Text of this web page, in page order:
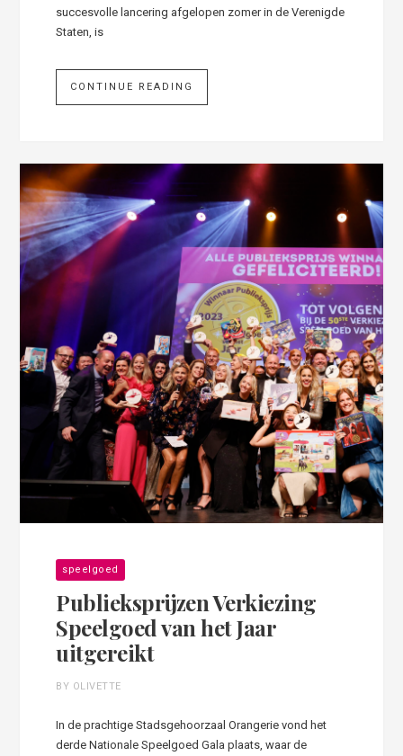
succesvolle lancering afgelopen zomer in de Verenigde
Staten, is
CONTINUE READING
speelgoed
Publieksprijzen Verkiezing
Speelgoed van het Jaar
uitgereikt
BY OLIVETTE
In de prachtige Stadsgehoorzaal Orangerie vond het
derde Nationale Speelgoed Gala plaats, waar de